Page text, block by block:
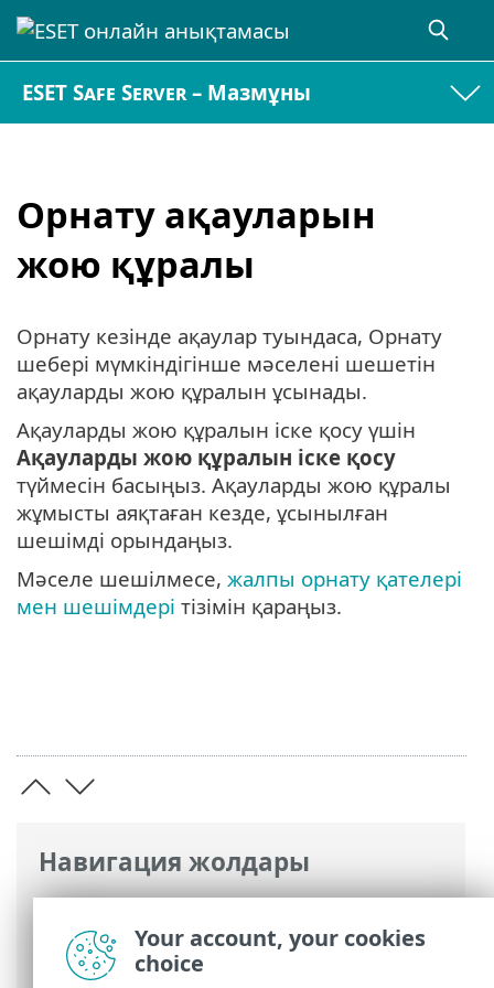
ESET Safe Server – Мазмұны
Орнату ақауларын
жою құралы
Навигация жолдары
ESET онлайн анықтамасы>ESET Safe
Server> Орнату> Орнату ақауларын
жою құралы
Орнату кезінде ақаулар туындаса, Орнату
шебері мүмкіндігінше мәселені шешетін
ақауларды жою құралын ұсынады.
Ақауларды жою құралын іске қосу үшін
Ақауларды жою құралын іске қосу
түймесін басыңыз. Ақауларды жою құралы
жұмысты аяқтаған кезде, ұсынылған
шешімді орындаңыз.
Мәселе шешілмесе, жалпы орнату қателері
мен шешімдері тізімін қараңыз.
Your account, your cookies
choice